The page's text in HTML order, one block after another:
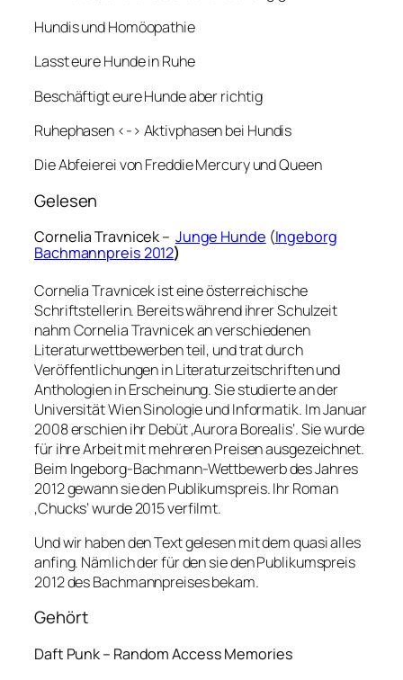
Hundis und Homöopathie
Lasst eure Hunde in Ruhe
Beschäftigt eure Hunde aber richtig
Ruhephasen <-> Aktivphasen bei Hundis
Die Abfeierei von Freddie Mercury und Queen
Gelesen
Cornelia Travnicek – Junge Hunde (Ingeborg
Bachmannpreis 2012)
Cornelia Travnicek ist eine österreichische
Schriftstellerin. Bereits während ihrer Schulzeit
nahm Cornelia Travnicek an verschiedenen
Literaturwettbewerben teil, und trat durch
Veröffentlichungen in Literaturzeitschriften und
Anthologien in Erscheinung. Sie studierte an der
Universität Wien Sinologie und Informatik. Im Januar
2008 erschien ihr Debüt ‚Aurora Borealis‘. Sie wurde
für ihre Arbeit mit mehreren Preisen ausgezeichnet.
Beim Ingeborg-Bachmann-Wettbewerb des Jahres
2012 gewann sie den Publikumspreis. Ihr Roman
‚Chucks‘ wurde 2015 verfilmt.
Und wir haben den Text gelesen mit dem quasi alles
anfing. Nämlich der für den sie den Publikumspreis
2012 des Bachmannpreises bekam.
Gehört
Daft Punk – Random Access Memories